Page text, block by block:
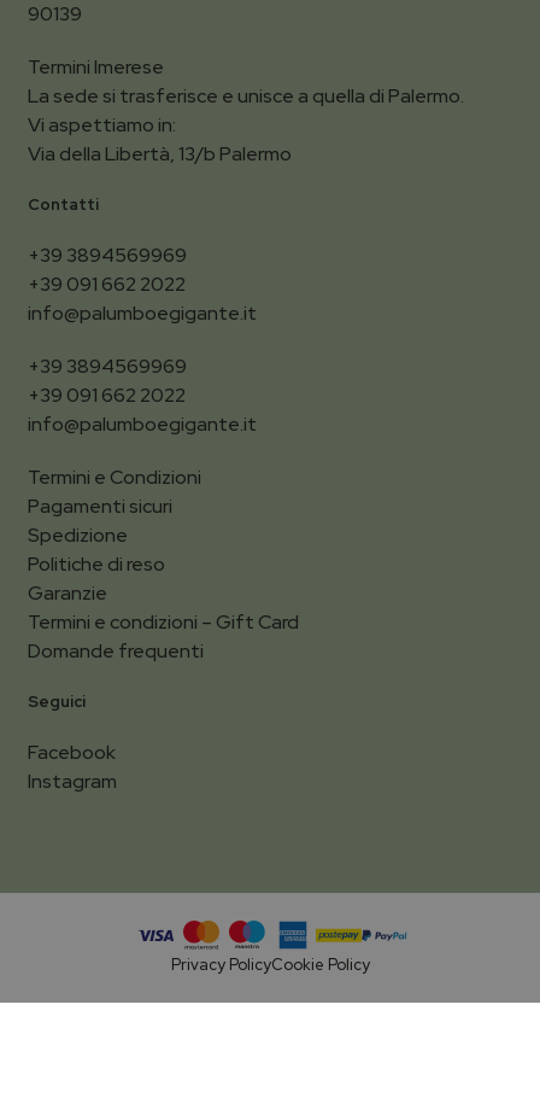
90139
Termini Imerese
La sede si trasferisce e unisce a quella di Palermo.
Vi aspettiamo in:
Via della Libertà, 13/b Palermo
Contatti
+39 3894569969
+39 091 662 2022
info@palumboegigante.it
+39 3894569969
+39 091 662 2022
info@palumboegigante.it
Termini e Condizioni
Pagamenti sicuri
Spedizione
Politiche di reso
Garanzie
Termini e condizioni – Gift Card
Domande frequenti
Seguici
Facebook
Instagram
Privacy PolicyCookie Policy